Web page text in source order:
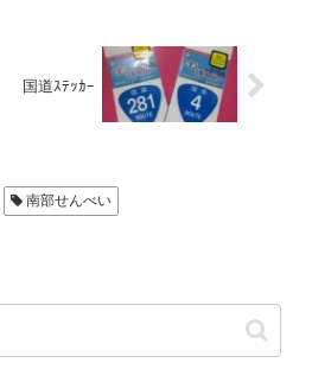
国道ｽﾃｯｶｰ
南部せんべい